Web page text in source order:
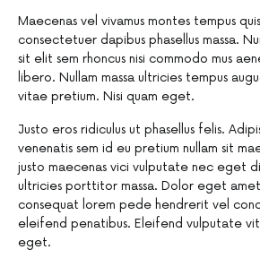
Maecenas vel vivamus montes tempus
consectetuer dapibus phasellus massa.
sit elit sem rhoncus nisi commodo mus
libero. Nullam massa ultricies tempus
vitae pretium. Nisi quam eget.
Justo eros ridiculus ut phasellus felis.
venenatis sem id eu pretium nullam sit
justo maecenas vici vulputate nec eget
ultricies porttitor massa. Dolor eget
consequat lorem pede hendrerit vel
eleifend penatibus. Eleifend vulputate
eget.